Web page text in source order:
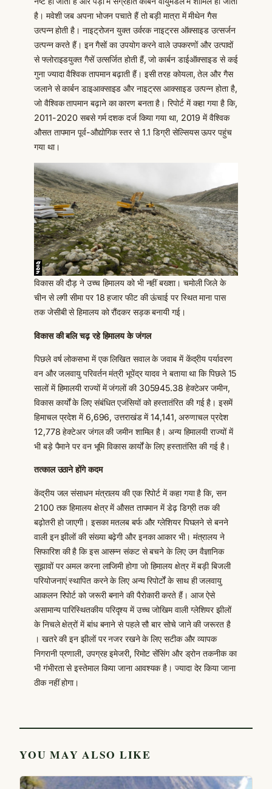
है। मवेशी जब अपना भोजन पचाते हैं तो बड़ी मात्रा में मीथेन गैस
उत्पन्न होती है। नाइट्रोजन युक्त उर्वरक नाइट्रस ऑक्साइड उत्सर्जन
उत्पन्न करते हैं। इन गैसों का उपयोग करने वाले उपकरणों और उत्पादों
से फ्लोराइडयुक्त गैसें उत्सर्जित होती हैं, जो कार्बन डाईऑक्साइड से कई
गुना ज्यादा वैश्विक तापमान बढ़ाती हैं। इसी तरह कोयला, तेल और गैस
जलाने से कार्बन डाइआक्साइड और नाइट्रस आक्साइड उत्पन्न होता है,
जो वैश्विक तापमान बढ़ाने का कारण बनता है। रिपोर्ट में कहा गया है कि,
2011-2020 सबसे गर्म दशक दर्ज किया गया था, 2019 में वैश्विक
औसत तापमान पूर्व-औद्योगिक स्तर से 1.1 डिग्री सेल्सियस ऊपर पहुंच
गया था।
विकास की दौड़ ने उच्च हिमालय को भी नहीं बख्शा। चमोली जिले के
चीन से लगी सीमा पर 18 हजार फीट की ऊंचाई पर स्थित माना पास
तक जेसीबी से हिमालय को रौंदकर सड़क बनायी गई।
विकास की बलि चढ़ रहे हिमालय के जंगल
पिछले वर्ष लोकसभा में एक लिखित सवाल के जवाब में केंद्रीय पर्यावरण
वन और जलवायु परिवर्तन मंत्री भूपेंद्र यादव ने बताया था कि पिछले 15
सालों में हिमालयी राज्यों में जंगलों की 305945.38 हेक्टेअर जमीन,
विकास कार्यों के लिए संबंधित एजंसियों को हस्तातंरित की गई है। इसमें
हिमाचल प्रदेश में 6,696, उत्तराखंड में 14,141, अरुणाचल प्रदेश
12,778 हेक्टेअर जंगल की जमीन शामिल है। अन्य हिमालयी राज्यों में
भी बड़े पैमाने पर वन भूमि विकास कार्यों के लिए हस्तातंरित की गई है।
तत्काल उठाने होंगे कदम
केंद्रीय जल संसाधन मंत्रालय की एक रिपोर्ट में कहा गया है कि, सन
2100 तक हिमालय क्षेत्र में औसत तापमान में डेढ़ डिग्री तक की
बढ़ोतरी हो जाएगी। इसका मतलब बर्फ और ग्लेशियर पिघलने से बनने
वाली इन झीलों की संख्या बढ़ेगी और इनका आकार भी। मंत्रालय ने
सिफारिश की है कि इस आसन्न संकट से बचने के लिए उन वैज्ञानिक
सुझावों पर अमल करना लाजिमी होगा जो हिमालय क्षेत्र में बड़ी बिजली
परियोजनाएं स्थापित करने के लिए अन्य रिपोर्टों के साथ ही जलवायु
आकलन रिपोर्ट को जरूरी बनाने की पैरोकारी करते हैं। आज ऐसे
असामान्य पारिस्थितकीय परिदृश्य में उच्च जोखिम वाली ग्लेशियर झीलों
के निचले क्षेत्रों में बांध बनाने से पहले सौ बार सोचे जाने की जरूरत है
। खतरे की इन झीलों पर नजर रखने के लिए सटीक और व्यापक
निगरानी प्रणाली, उपग्रह इमेजरी, रिमोट सेंसिंग और ड्रोन तकनीक का
भी गंभीरता से इस्तेमाल किया जाना आवश्यक है। ज्यादा देर किया जाना
ठीक नहीं होगा।
YOU MAY ALSO LIKE